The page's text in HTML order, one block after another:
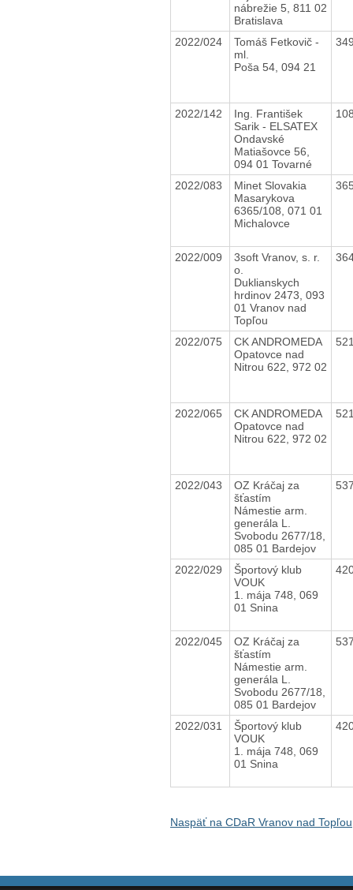
nábrežie 5, 811 02
Bratislava
2022/024
Tomáš Fetkovič -
ml.
Poša 54, 094 21
2022/142
Ing. František
Sarik - ELSATEX
Ondavské
Matiašovce 56,
094 01 Tovarné
2022/083
Minet Slovakia
Masarykova
6365/108, 071 01
Michalovce
2022/009
3soft Vranov, s. r.
o.
Duklianskych
hrdinov 2473, 093
01 Vranov nad
Topľou
2022/075
CK ANDROMEDA
Opatovce nad
Nitrou 622, 972 02
2022/065
CK ANDROMEDA
Opatovce nad
Nitrou 622, 972 02
2022/043
OZ Kráčaj za
šťastím
Námestie arm.
generála L.
Svobodu 2677/18,
085 01 Bardejov
2022/029
Športový klub
VOUK
1. mája 748, 069
01 Snina
2022/045
OZ Kráčaj za
šťastím
Námestie arm.
generála L.
Svobodu 2677/18,
085 01 Bardejov
2022/031
Športový klub
VOUK
1. mája 748, 069
01 Snina
Naspäť na CDaR Vranov nad